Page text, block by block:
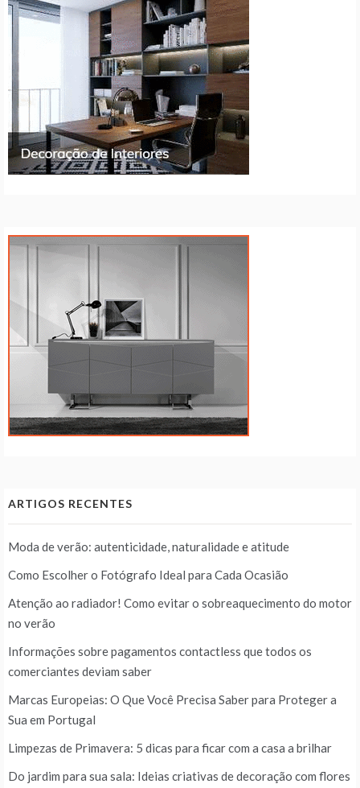
ARTIGOS RECENTES
Moda de verão: autenticidade, naturalidade e atitude
Como Escolher o Fotógrafo Ideal para Cada Ocasião
Atenção ao radiador! Como evitar o sobreaquecimento do motor
no verão
Informações sobre pagamentos contactless que todos os
comerciantes deviam saber
Marcas Europeias: O Que Você Precisa Saber para Proteger a
Sua em Portugal
Limpezas de Primavera: 5 dicas para ficar com a casa a brilhar
Do jardim para sua sala: Ideias criativas de decoração com flores